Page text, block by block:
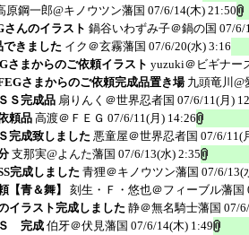
原鋼一郎@キノウツン藩国 07/6/14(木) 21:50
んのイラスト 鍋谷いわずみ子＠鍋の国 07/6/
きました イク＠玄霧藩国 07/6/20(水) 3:16
さまからのご依頼イラスト yuzuki＠ビギナー
さまからのご依頼完成品置き場 九頭竜川@
Ｓ完成品 扇りんく＠世界忍者国 07/6/11(月)
頼品 高渡＠ＦＥＧ 07/6/11(月) 14:26
完成致しました 悪童屋＠世界忍者国 07/6/11(
支那実@よんた藩国 07/6/13(水) 2:35
完成しました 青狸＠キノウツン藩国 07/6/13(
【青＆舞】
刻生・Ｆ・悠也＠フィーブル藩国
イラスト完成しました 静＠無名騎士藩国 07/
Ｓ 完成 伯牙＠伏見藩国 07/6/14(木) 1:49